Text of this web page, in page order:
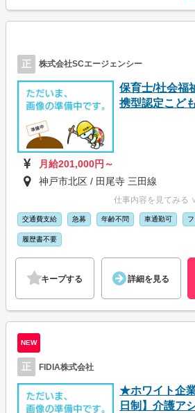
正 株式会社SCエージェンシー
保育士/社会福
携型認定こど
月給201,000円～
神戸市北区 / 田尾寺 三田線
仕事内容を見てみる
交通費支給 急募 年齢不問 車通勤可
履歴書不要
キープする 詳細を見る
NEW
正 FIDIA株式会社
★ホワイト企
日制】介護ア